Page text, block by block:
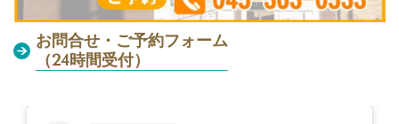
お問合せ・ご予約フォーム
（24時間受付）